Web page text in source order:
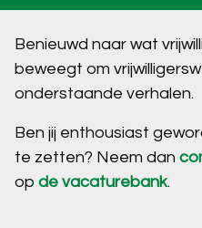
Benieuwd naar wat
beweegt om
onderstaande verhalen.
Ben jij enthousiast
te zetten? Neem dan
op de vacaturebank.